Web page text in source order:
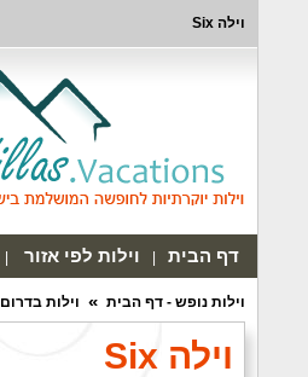
וילה Six
דף הבית וילות לפי אזור
וילות נופש - דף הבית וילות בדרום
וילה Six